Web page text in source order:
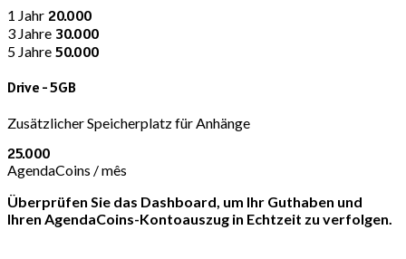
1 Jahr 20.000
3 Jahre 30.000
5 Jahre 50.000
Drive - 5GB
Zusätzlicher Speicherplatz für Anhänge
25.000
AgendaCoins / mês
Überprüfen Sie das Dashboard, um Ihr Guthaben und
Ihren AgendaCoins-Kontoauszug in Echtzeit zu verfolgen.